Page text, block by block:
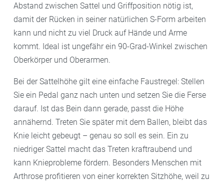
Abstand zwischen Sattel und Griffposition nötig ist,
damit der Rücken in seiner natürlichen S-Form arbeiten
kann und nicht zu viel Druck auf Hände und Arme
kommt. Ideal ist ungefähr ein 90-Grad-Winkel zwischen
Oberkörper und Oberarmen.
Bei der Sattelhöhe gilt eine einfache Faustregel: Stellen
Sie ein Pedal ganz nach unten und setzen Sie die Ferse
darauf. Ist das Bein dann gerade, passt die Höhe
annähernd. Treten Sie später mit dem Ballen, bleibt das
Knie leicht gebeugt – genau so soll es sein. Ein zu
niedriger Sattel macht das Treten kraftraubend und
kann Knieprobleme fördern. Besonders Menschen mit
Arthrose profitieren von einer korrekten Sitzhöhe, weil zu